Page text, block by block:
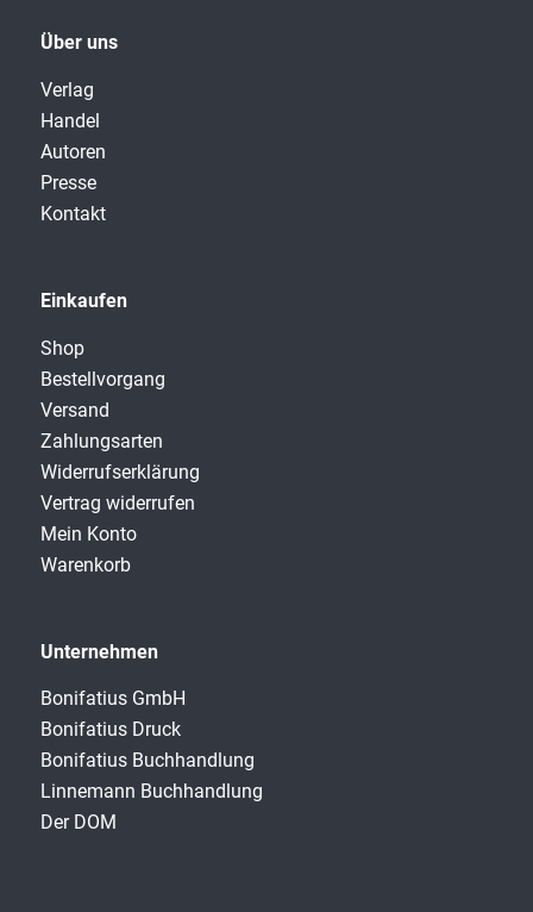
Über uns
Verlag
Handel
Autoren
Presse
Kontakt
Einkaufen
Shop
Bestellvorgang
Versand
Zahlungsarten
Widerrufserklärung
Vertrag widerrufen
Mein Konto
Warenkorb
Unternehmen
Bonifatius GmbH
Bonifatius Druck
Bonifatius Buchhandlung
Linnemann Buchhandlung
Der DOM